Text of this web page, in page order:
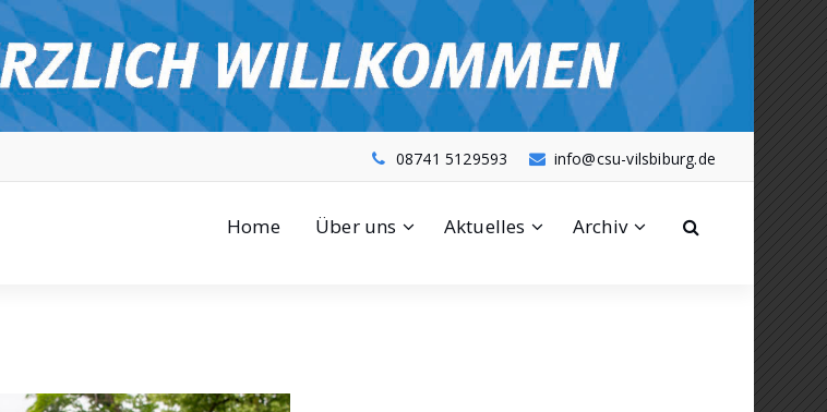
info@csu-vilsbiburg.de
08741 5129593
Home Über uns Aktuelles Archiv